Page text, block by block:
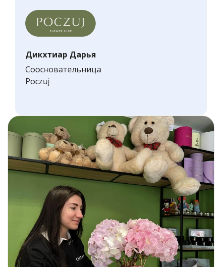
Дикхтиар Дарья
Соосновательница
Poczuj